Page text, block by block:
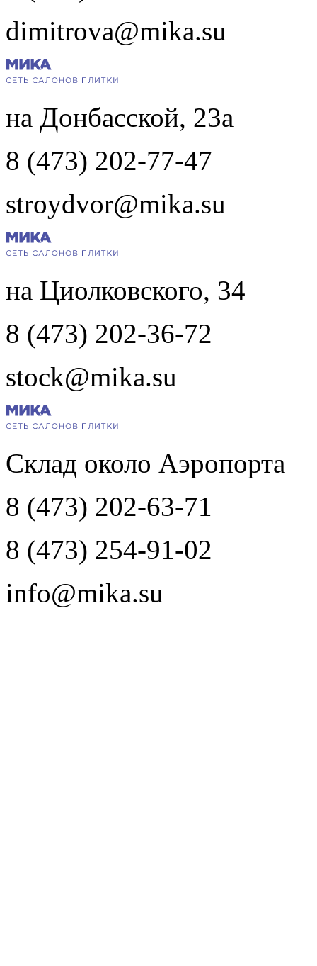
dimitrova@mika.su
на Донбасской, 23а
8 (473) 202-77-47
stroydvor@mika.su
на Циолковского, 34
8 (473) 202-36-72
stock@mika.su
Склад около Аэропорта
8 (473) 202-63-71
8 (473) 254-91-02
info@mika.su